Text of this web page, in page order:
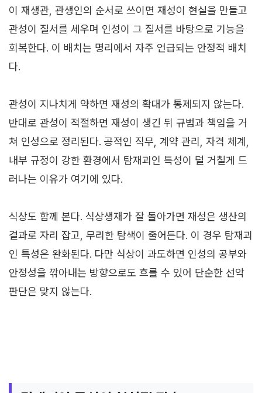
이 재생관, 관생인의 순서로 쓰이면 재성이 현실을 만들고
관성이 질서를 세우며 인성이 그 질서를 바탕으로 기능을
회복한다. 이 배치는 명리에서 자주 언급되는 안정적 배치
다.
관성이 지나치게 약하면 재성의 확대가 통제되지 않는다.
반대로 관성이 적절하면 재성이 생긴 뒤 규범과 책임을 거
쳐 인성으로 정리된다. 공적인 직무, 계약 관리, 자격 체계,
내부 규정이 강한 환경에서 탐재괴인 특성이 덜 거칠게 드
러나는 이유가 여기에 있다.
식상도 함께 본다. 식상생재가 잘 돌아가면 재성은 생산의
결과로 자리 잡고, 무리한 탐색이 줄어든다. 이 경우 탐재괴
인 특성은 완화된다. 다만 식상이 과도하면 인성의 공부와
안정성을 깎아내는 방향으로도 흐를 수 있어 단순한 선악
판단은 맞지 않는다.